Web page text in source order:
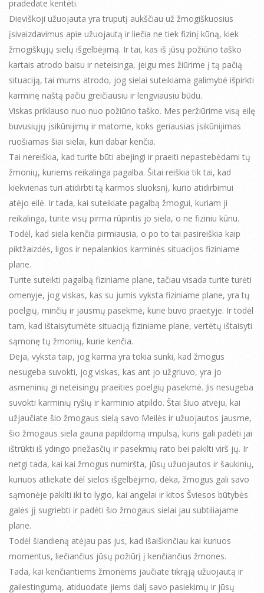
pradedate kentėti.
Dieviškoji užuojauta yra truputį aukščiau už žmogiškuosius
įsivaizdavimus apie užuojautą ir liečia ne tiek fizinį kūną, kiek
žmogiškųjų sielų išgelbėjimą. Ir tai, kas iš jūsų požiūrio taško
kartais atrodo baisu ir neteisinga, jeigu mes žiūrime į tą pačią
situaciją, tai mums atrodo, jog sielai suteikiama galimybė išpirkti
karminę naštą pačiu greičiausiu ir lengviausiu būdu.
Viskas priklauso nuo nuo požiūrio taško. Mes peržiūrime visą eilę
buvusiųjų įsikūnijimų ir matome, koks geriausias įsikūnijimas
ruošiamas šiai sielai, kuri dabar kenčia.
Tai nereiškia, kad turite būti abejingi ir praeiti nepastebėdami tų
žmonių, kuriems reikalinga pagalba. Šitai reiškia tik tai, kad
kiekvienas turi atidirbti tą karmos sluoksnį, kurio atidirbimui
atėjo eilė. Ir tada, kai suteikiate pagalbą žmogui, kuriam ji
reikalinga, turite visų pirma rūpintis jo siela, o ne fiziniu kūnu.
Todėl, kad siela kenčia pirmiausia, o po to tai pasireiškia kaip
piktžaizdės, ligos ir nepalankios karminės situacijos fiziniame
plane.
Turite suteikti pagalbą fiziniame plane, tačiau visada turite turėti
omenyje, jog viskas, kas su jumis vyksta fiziniame plane, yra tų
poelgių, minčių ir jausmų pasekmė, kurie buvo praeityje. Ir todėl
tam, kad ištaisytumėte situaciją fiziniame plane, vertėtų ištaisyti
sąmonę tų žmonių, kurie kenčia.
Deja, vyksta taip, jog karma yra tokia sunki, kad žmogus
nesugeba suvokti, jog viskas, kas ant jo užgriuvo, yra jo
asmeninių gi neteisingų praeities poelgių pasekmė. Jis nesugeba
suvokti karminių ryšių ir karminio atpildo. Štai šiuo atveju, kai
užjaučiate šio žmogaus sielą savo Meilės ir užuojautos jausme,
šio žmogaus siela gauna papildomą impulsą, kuris gali padėti jai
ištrūkti iš ydingo priežasčių ir pasekmių rato bei pakilti virš jų. Ir
netgi tada, kai kai žmogus numiršta, jūsų užuojautos ir šaukinių,
kuriuos atliekate dėl sielos išgelbėjimo, dėka, žmogus gali savo
sąmonėje pakilti iki to lygio, kai angelai ir kitos Šviesos būtybės
galės jį sugriebti ir padėti šio žmogaus sielai jau subtiliajame
plane.
Todėl šiandieną atėjau pas jus, kad išaiškinčiau kai kuriuos
momentus, liečiančius jūsų požiūrį į kenčiančius žmones.
Tada, kai kenčiantiems žmonėms jaučiate tikrąją užuojautą ir
gailestingumą, atiduodate jiems dalį savo pasiekimų ir jūsų